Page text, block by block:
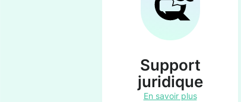
Support
juridique
En savoir plus